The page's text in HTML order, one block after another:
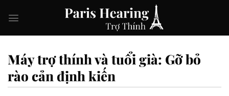
Máy trợ thính và tuổi già: Gỡ bỏ
rào cản định kiến